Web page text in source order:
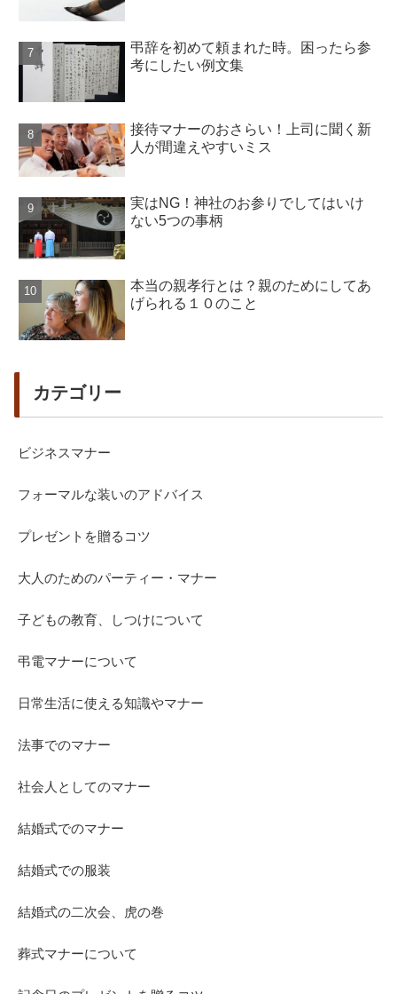
弔辞を初めて頼まれた時。困ったら参
考にしたい例文集
接待マナーのおさらい！上司に聞く新
人が間違えやすいミス
実はNG！神社のお参りでしてはいけ
ない5つの事柄
本当の親孝行とは？親のためにしてあ
げられる１０のこと
カテゴリー
ビジネスマナー
フォーマルな装いのアドバイス
プレゼントを贈るコツ
大人のためのパーティー・マナー
子どもの教育、しつけについて
弔電マナーについて
日常生活に使える知識やマナー
法事でのマナー
社会人としてのマナー
結婚式でのマナー
結婚式での服装
結婚式の二次会、虎の巻
葬式マナーについて